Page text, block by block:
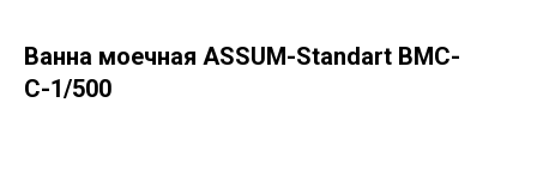
Ванна моечная ASSUM-Standart ВМС-
С-1/500